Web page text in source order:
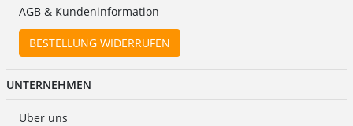
AGB & Kundeninformation
BESTELLUNG WIDERRUFEN
UNTERNEHMEN
Über uns